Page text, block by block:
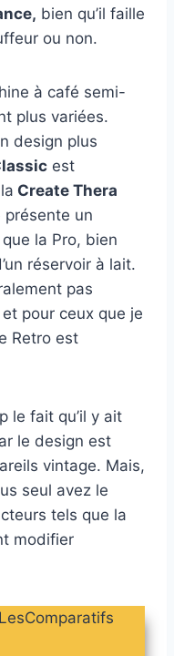
bien qu’il faille
ou non.
à café semi-
plus variées.
design plus
est
Create Thera
présente un
la Pro, bien
réservoir à lait.
pas
pour ceux que je
Retro est
le fait qu’il y ait
le design est
vintage. Mais,
seul avez le
tels que la
modifier